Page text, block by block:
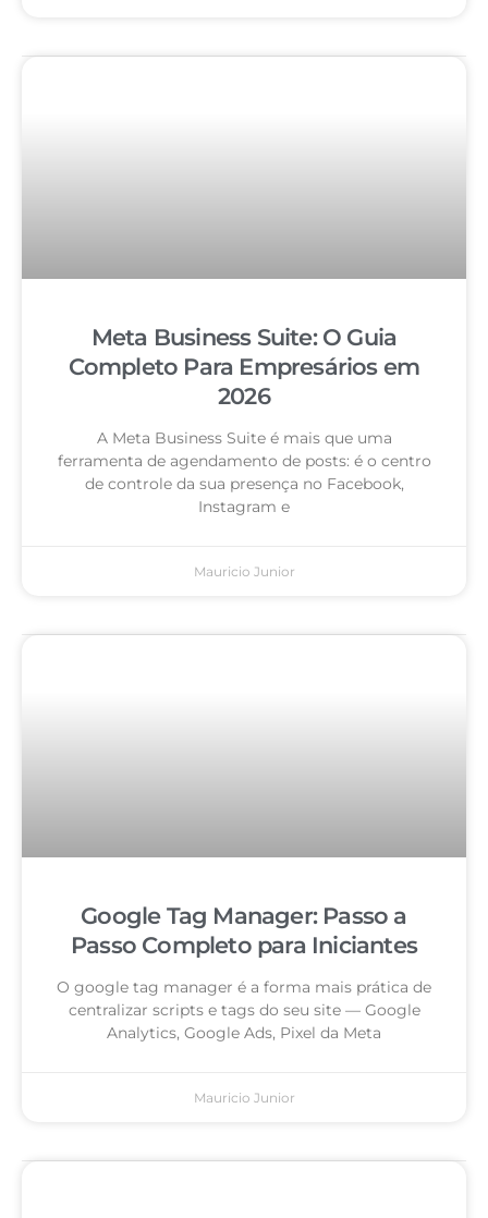
Meta Business Suite: O Guia
Completo Para Empresários em
2026
A Meta Business Suite é mais que uma
ferramenta de agendamento de posts: é o centro
de controle da sua presença no Facebook,
Instagram e
Mauricio Junior
Google Tag Manager: Passo a
Passo Completo para Iniciantes
O google tag manager é a forma mais prática de
centralizar scripts e tags do seu site — Google
Analytics, Google Ads, Pixel da Meta
Mauricio Junior